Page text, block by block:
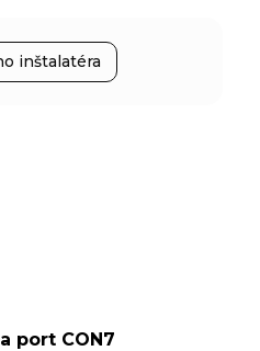
inštalatéra
port CON7